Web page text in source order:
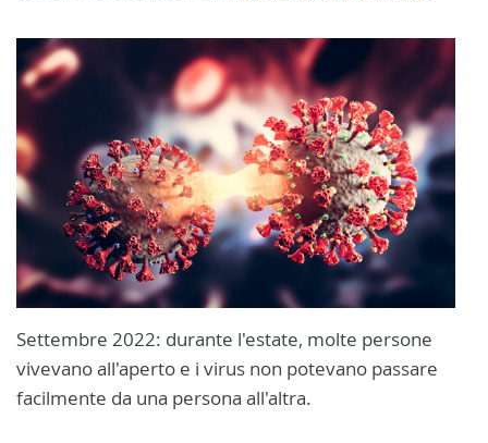
Settembre 2022: durante l'estate, molte persone
vivevano all'aperto e i virus non potevano passare
facilmente da una persona all'altra.